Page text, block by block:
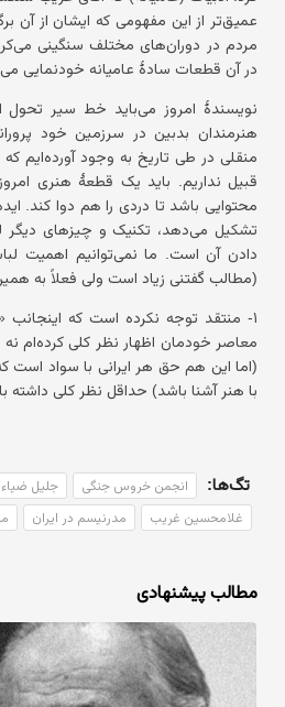
عمیق‌تر از این مفهومی که ایشان از آن
مردم در دوران‌های مختلف سنگینی
در آن قطعات سادهٔ عامیانه خودنمایی
نویسندهٔ امروز می‌باید خط سیر تحول
هنرمندان بدبین در سرزمین خود
منقلی در طی تاریخ به وجود آورده‌ایم که
قبیل نداریم. باید یک قطعهٔ هنری
محتوایی باشد تا دردی را هم دوا کند.
تشکیل می‌دهد، تکنیک و چیزهای دیگر
دادن آن است. ما نمی‌توانیم اهمیت
(مطالب گفتنی زیاد است ولی فعلاً به
۱- منتقد توجه نکرده است که اینجانب
معاصر خودمان اظهار نظر کلی کرده‌ام
(اما این هم حق هر ایرانی با سواد است
با هنر آشنا باشد) حداقل نظر کلی داشته
تگ‌ها: انجمن خروس جنگی جلیل
غلامحسین غریب مدرنیسم در ایران
مطالب پیشنهادی